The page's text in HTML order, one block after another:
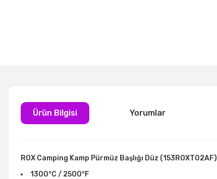
Ürün Bilgisi Yorumlar
ROX Camping Kamp Pürmüz Başlığı Düz (153ROXT02AF)
1300°C / 2500°F